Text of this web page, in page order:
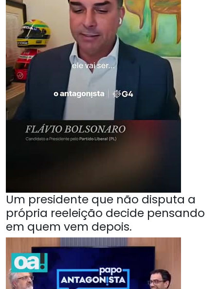
Um presidente que não disputa a
própria reeleição decide pensando
em quem vem depois.